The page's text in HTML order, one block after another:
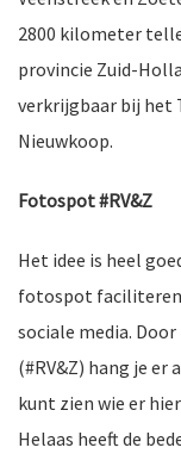
2800 kilometer
provincie Zuid-
verkrijgbaar bij het
Nieuwkoop.
Fotospot #RV&Z
Het idee is heel
fotospot faciliteren
sociale media.
(#RV&Z) hang je er
kunt zien wie er
Helaas heeft de